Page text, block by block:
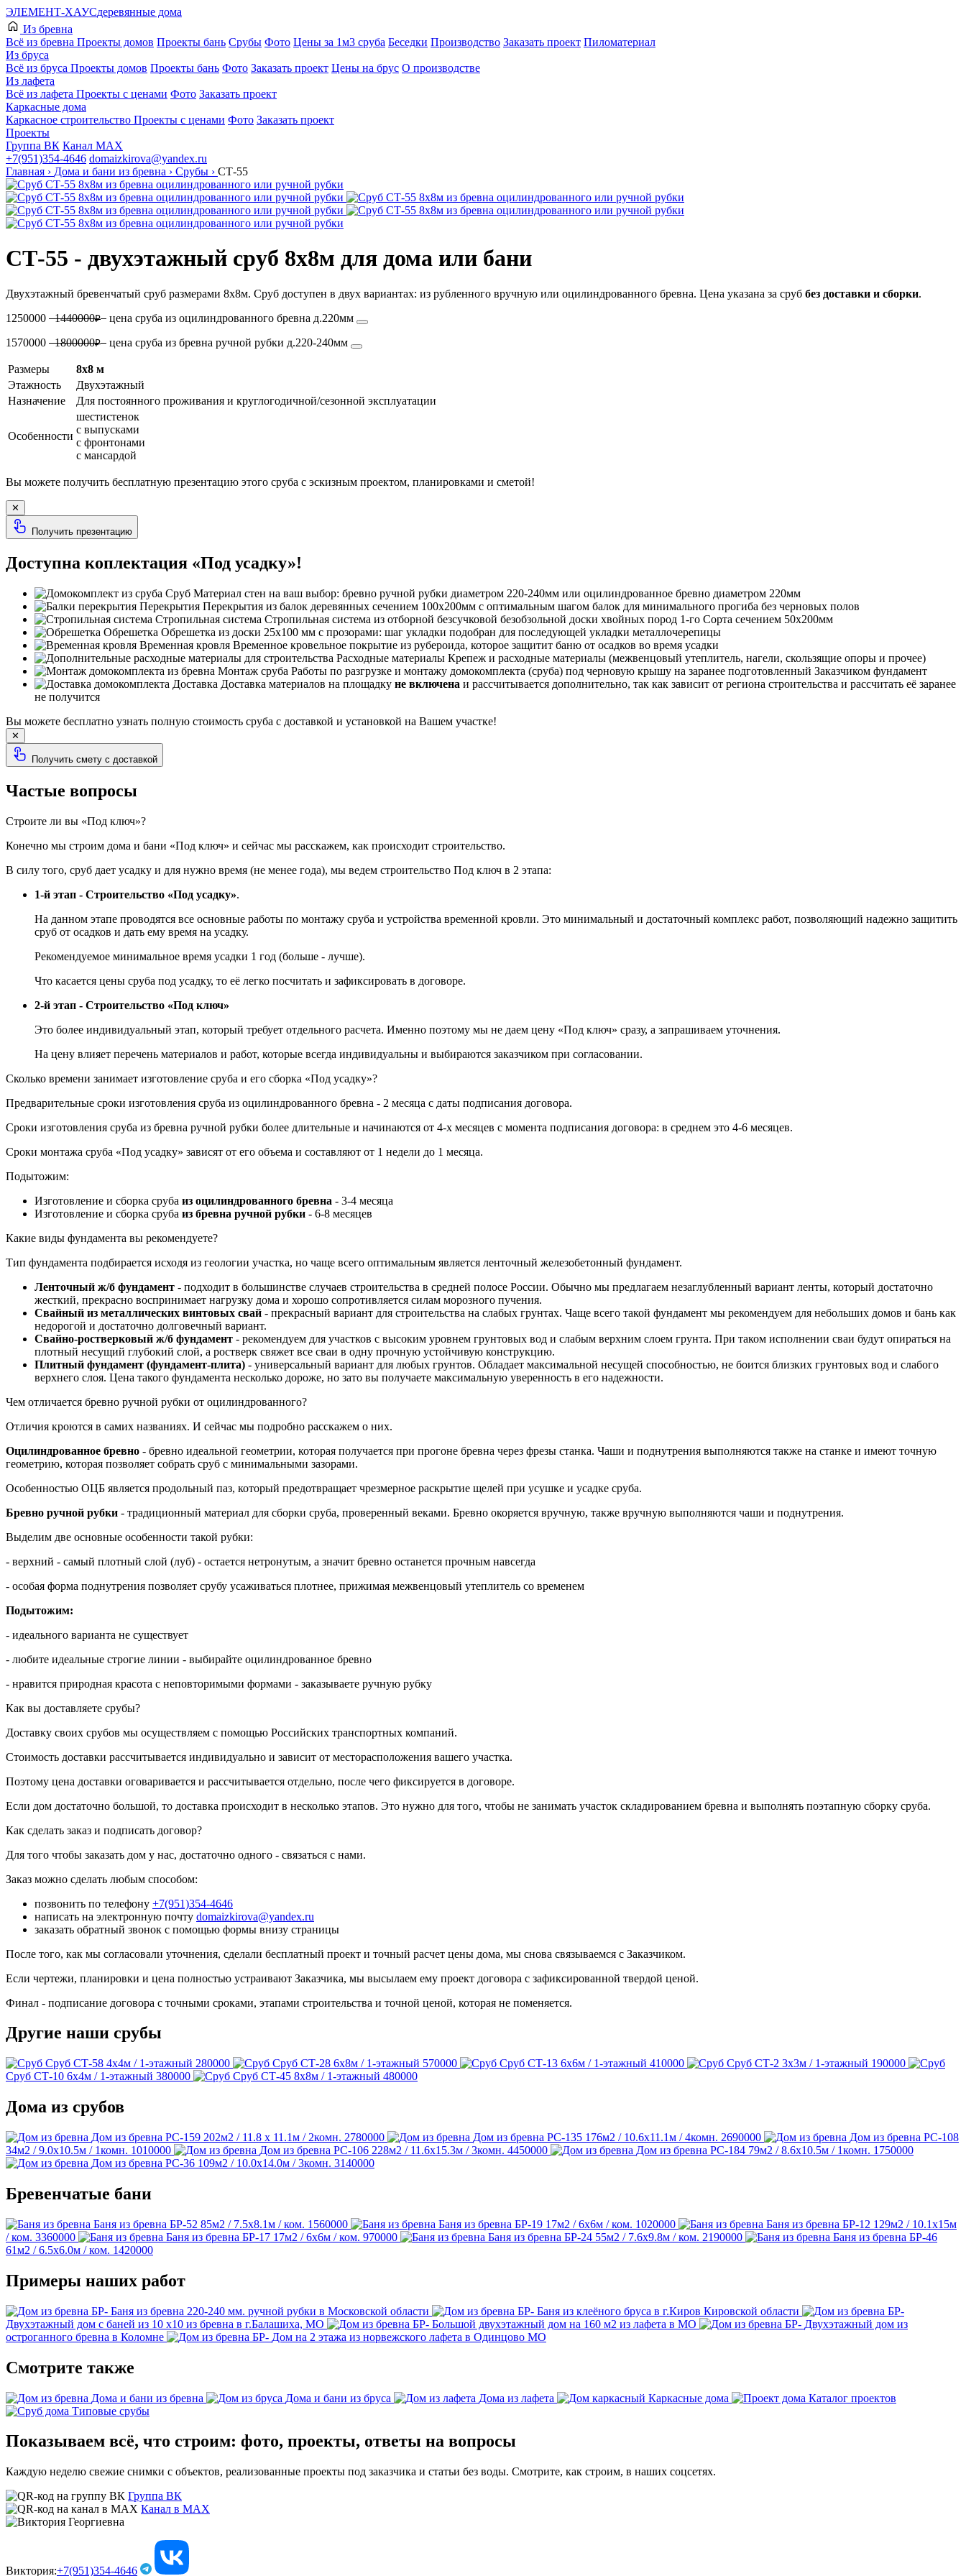
ЭЛЕМЕНТ-ХАУСдеревянные дома
Из бревна
Всё из бревна Проекты домов Проекты бань Срубы Фото Цены за 1м3 сруба Беседки Производство Заказать проект Пиломатериал
Из бруса
Всё из бруса Проекты домов Проекты бань Фото Заказать проект Цены на брус О производстве
Из лафета
Всё из лафета Проекты с ценами Фото Заказать проект
Каркасные дома
Каркасное строительство Проекты с ценами Фото Заказать проект
Проекты
Группа ВК Канал МАХ
+7(951)354-4646 domaizkirova@yandex.ru
Главная › Дома и бани из бревна › Срубы › СТ-55
СТ-55 - двухэтажный сруб 8х8м для дома или бани
Двухэтажный бревенчатый сруб размерами 8х8м. Сруб доступен в двух вариантах: из рубленного вручную или оцилиндрованного бревна. Цена указана за сруб без доставки и сборки.
1250000 1440000₽
цена сруба из оцилиндрованного бревна д.220мм
1570000 1800000₽ цена сруба из бревна ручной рубки д.220-240мм
Размеры
8х8 м
Этажность
Двухэтажный
Назначение
Для постоянного проживания и круглогодичной/сезонной эксплуатации
Особенности
шестистенок
с выпусками
с фронтонами
с мансардой
Вы можете получить бесплатную презентацию этого сруба с эскизным проектом, планировками и сметой!
✕
Получить презентацию
Доступна коплектация «Под усадку»!
Сруб Материал стен на ваш выбор: бревно ручной рубки диаметром 220-240мм или оцилиндрованное бревно диаметром 220мм
Перекрытия Перекрытия из балок деревянных сечением 100х200мм с оптимальным шагом балок для минимального прогиба без черновых полов
Стропильная система Стропильная система из отборной безсучковой безобзольной доски хвойных пород 1-го Сорта сечением 50х200мм
Обрешетка Обрешетка из доски 25х100 мм с прозорами: шаг укладки подобран для последующей укладки металлочерепицы
Временная кровля Временное кровельное покрытие из рубероида, которое защитит баню от осадков во время усадки
Расходные материалы Крепеж и расходные материалы (межвенцовый утеплитель, нагели, скользящие опоры и прочее)
Монтаж сруба Работы по разгрузке и монтажу домокомплекта (сруба) под черновую крышу на заранее подготовленный Заказчиком фундамент
Доставка Доставка материалов на площадку не включена и рассчитывается дополнительно, так как зависит от региона строительства и рассчитать её заранее
не получится
Вы можете бесплатно узнать полную стоимость сруба с доставкой и установкой на Вашем участке!
✕
Получить смету с доставкой
Частые вопросы
Строите ли вы «Под ключ»?
Конечно мы строим дома и бани «Под ключ» и сейчас мы расскажем, как происходит строительство.
В силу того, сруб дает усадку и для нужно время (не менее года), мы ведем строительство Под ключ в 2 этапа:
1-й этап - Строительство «Под усадку».
На данном этапе проводятся все основные работы по монтажу сруба и устройства временной кровли. Это минимальный и достаточный комплекс работ, позволяющий надежно защитить
сруб от осадков и дать ему время на усадку.
Рекомендуемое минимальное время усадки 1 год (больше - лучше).
Что касается цены сруба под усадку, то её легко посчитать и зафиксировать в договоре.
2-й этап - Строительство «Под ключ»
Это более индивидуальный этап, который требует отдельного расчета. Именно поэтому мы не даем цену «Под ключ» сразу, а запрашиваем уточнения.
На цену влияет перечень материалов и работ, которые всегда индивидуальны и выбираются заказчиком при согласовании.
Сколько времени занимает изготовление сруба и его сборка «Под усадку»?
Предварительные сроки изготовления сруба из оцилиндрованного бревна - 2 месяца с даты подписания договора.
Сроки изготовления сруба из бревна ручной рубки более длительные и начинаются от 4-х месяцев с момента подписания договора: в среднем это 4-6 месяцев.
Сроки монтажа сруба «Под усадку» зависят от его объема и составляют от 1 недели до 1 месяца.
Подытожим:
Изготовление и сборка сруба из оцилиндрованного бревна - 3-4 месяца
Изготовление и сборка сруба из бревна ручной рубки - 6-8 месяцев
Какие виды фундамента вы рекомендуете?
Тип фундамента подбирается исходя из геологии участка, но чаще всего оптимальным является ленточный железобетонный фундамент.
Ленточный ж/б фундамент - подходит в большинстве случаев строительства в средней полосе России. Обычно мы предлагаем незаглубленный вариант ленты, который достаточно
жесткий, прекрасно воспринимает нагрузку дома и хорошо сопротивляется силам морозного пучения.
Свайный из металлических винтовых свай - прекрасный вариант для строительства на слабых грунтах. Чаще всего такой фундамент мы рекомендуем для небольших домов и бань как
недорогой и достаточно долговечный вариант.
Свайно-ростверковый ж/б фундамент - рекомендуем для участков с высоким уровнем грунтовых вод и слабым верхним слоем грунта. При таком исполнении сваи будут опираться на
плотный несущий глубокий слой, а ростверк свяжет все сваи в одну прочную устойчивую конструкцию.
Плитный фундамент (фундамент-плита) - универсальный вариант для любых грунтов. Обладает максимальной несущей способностью, не боится близких грунтовых вод и слабого
верхнего слоя. Цена такого фундамента несколько дороже, но зато вы получаете максимальную уверенность в его надежности.
Чем отличается бревно ручной рубки от оцилиндрованного?
Отличия кроются в самих названиях. И сейчас мы подробно расскажем о них.
Оцилиндрованное бревно - бревно идеальной геометрии, которая получается при прогоне бревна через фрезы станка. Чаши и поднутрения выполняются также на станке и имеют точную
геометрию, которая позволяет собрать сруб с минимальными зазорами.
Особенностью ОЦБ является продольный паз, который предотвращает чрезмерное раскрытие щелей при усушке и усадке сруба.
Бревно ручной рубки - традиционный материал для сборки сруба, проверенный веками. Бревно окоряется вручную, также вручную выполняются чаши и поднутрения.
Выделим две основные особенности такой рубки:
- верхний - самый плотный слой (луб) - остается нетронутым, а значит бревно останется прочным навсегда
- особая форма поднутрения позволяет срубу усаживаться плотнее, прижимая межвенцовый утеплитель со временем
Подытожим:
- идеального варианта не существует
- любите идеальные строгие линии - выбирайте оцилиндрованное бревно
- нравится природная красота с неповторимыми формами - заказываете ручную рубку
Как вы доставляете срубы?
Доставку своих срубов мы осуществляем с помощью Российских транспортных компаний.
Стоимость доставки рассчитывается индивидуально и зависит от месторасположения вашего участка.
Поэтому цена доставки оговаривается и рассчитывается отдельно, после чего фиксируется в договоре.
Если дом достаточно большой, то доставка происходит в несколько этапов. Это нужно для того, чтобы не занимать участок складированием бревна и выполнять поэтапную сборку сруба.
Как сделать заказ и подписать договор?
Для того чтобы заказать дом у нас, достаточно одного - связаться с нами.
Заказ можно сделать любым способом:
позвонить по телефону +7(951)354-4646
написать на электронную почту domaizkirova@yandex.ru
заказать обратный звонок с помощью формы внизу страницы
После того, как мы согласовали уточнения, сделали бесплатный проект и точный расчет цены дома, мы снова связываемся с Заказчиком.
Если чертежи, планировки и цена полностью устраивают Заказчика, мы высылаем ему проект договора с зафиксированной твердой ценой.
Финал - подписание договора с точными сроками, этапами строительства и точной ценой, которая не поменяется.
Другие наши срубы
Сруб СТ-58 4х4м / 1-этажный 280000 Сруб СТ-28 6х8м / 1-этажный 570000 Сруб СТ-13 6х6м / 1-этажный 410000 Сруб СТ-2 3х3м / 1-этажный 190000
Сруб СТ-10 6х4м / 1-этажный 380000 Сруб СТ-45 8х8м / 1-этажный 480000
Дома из срубов
Дом из бревна РС-159 202м2 / 11.8 х 11.1м / 2комн. 2780000 Дом из бревна РС-135 176м2 / 10.6х11.1м / 4комн. 2690000
Дом из бревна РС-108
34м2 / 9.0х10.5м / 1комн. 1010000 Дом из бревна РС-106 228м2 / 11.6х15.3м / 3комн. 4450000 Дом из бревна РС-184 79м2 / 8.6х10.5м / 1комн. 1750000
Дом из бревна РС-36 109м2 / 10.0х14.0м / 3комн. 3140000
Бревенчатые бани
Баня из бревна БР-52 85м2 / 7.5х8.1м / ком. 1560000 Баня из бревна БР-19 17м2 / 6х6м / ком. 1020000 Баня из бревна БР-12 129м2 / 10.1х15м
/ ком. 3360000 Баня из бревна БР-17 17м2 / 6х6м / ком. 970000 Баня из бревна БР-24 55м2 / 7.6х9.8м / ком. 2190000
Баня из бревна БР-46
61м2 / 6.5х6.0м / ком. 1420000
Примеры наших работ
Баня из бревна 220-240 мм. ручной рубки в Московской области
Баня из клеёного бруса в г.Киров Кировской области
Двухэтажный дом с баней из 10 х10 из бревна в г.Балашиха, МО
Большой двухэтажный дом на 160 м2 из лафета в МО
Двухэтажный дом из
остроганного бревна в Коломне
Дом на 2 этажа из норвежского лафета в Одинцово МО
Смотрите также
Дома и бани из бревна Дома и бани из бруса Дома из лафета Каркасные дома
Каталог проектов
Типовые срубы
Показываем всё, что строим: фото, проекты, ответы на вопросы
Каждую неделю свежие снимки с объектов, реализованные проекты под заказчика и статьи без воды. Смотрите, как строим, в наших соцсетях.
Группа ВК
Канал в МАХ
Виктория:+7(951)354-4646